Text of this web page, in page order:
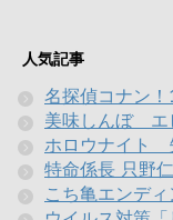
人気記事
名探偵コナン
美味しんぼ エ
ホロウナイト
特命係長 只野
こち亀エンデ